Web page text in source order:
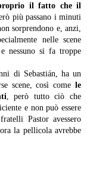
il fatto che il
più passano i minuti
sorprendono e, anzi,
nelle scene
nessuno si fa troppe
di Sebastián, ha un
scene, così come le
, però tutto ciò che
e non può essere
Pastor avessero
la pellicola avrebbe